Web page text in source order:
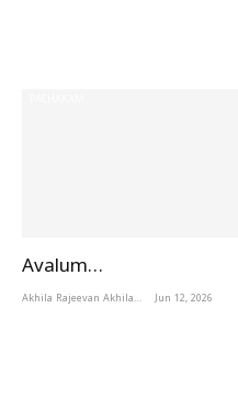
Avalum…
Akhila Rajeevan Akhila Rajeevan Jun 12, 2026